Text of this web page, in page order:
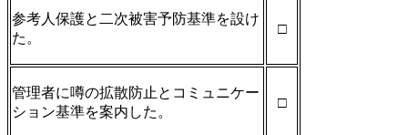
参考人保護と二次被害予防基準を設け
た。
□
管理者に噂の拡散防止とコミュニケー
ション基準を案内した。
□